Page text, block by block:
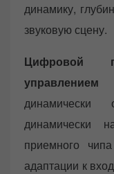
динамику,
звуковую сцену.
Цифровой
динамически
динамически
приемного
адаптации к